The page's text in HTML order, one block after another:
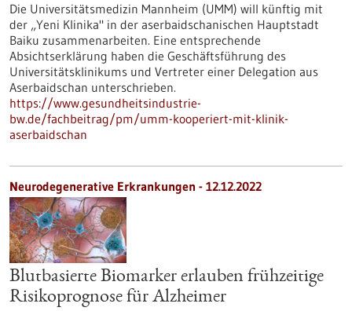
Die Universitätsmedizin Mannheim (UMM) will künftig mit
der „Yeni Klinika" in der aserbaidschanischen Hauptstadt
Baiku zusammenarbeiten. Eine entsprechende
Absichtserklärung haben die Geschäftsführung des
Universitätsklinikums und Vertreter einer Delegation aus
Aserbaidschan unterschrieben.
https://www.gesundheitsindustrie-
bw.de/fachbeitrag/pm/umm-kooperiert-mit-klinik-
aserbaidschan
Neurodegenerative Erkrankungen - 12.12.2022
Blutbasierte Biomarker erlauben frühzeitige
Risikoprognose für Alzheimer